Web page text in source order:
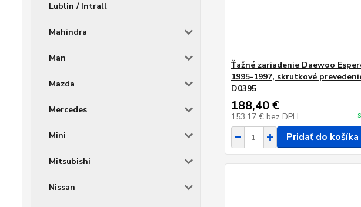
Lublin / Intrall
Mahindra
Man
Mazda
Mercedes
Mini
Mitsubishi
Nissan
Ťažné zariadenie Daewoo
1995-1997, skrutkové
D0395
188,40 €
153,17 € bez DPH
Pridať do košíka